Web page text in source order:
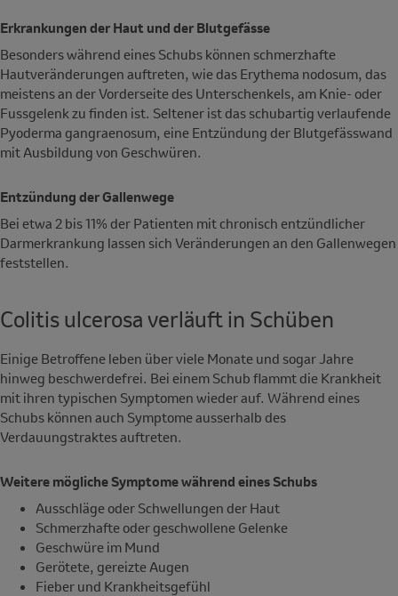
Erkrankungen der Haut und der Blutgefässe
Besonders während eines Schubs können schmerzhafte
Hautveränderungen auftreten, wie das Erythema nodosum, das
meistens an der Vorderseite des Unterschenkels, am Knie- oder
Fussgelenk zu finden ist. Seltener ist das schubartig verlaufende
Pyoderma gangraenosum, eine Entzündung der Blutgefässwand
mit Ausbildung von Geschwüren.
Entzündung der Gallenwege
Bei etwa 2 bis 11% der Patienten mit chronisch entzündlicher
Darmerkrankung lassen sich Veränderungen an den Gallenwegen
feststellen.
Colitis ulcerosa verläuft in Schüben
Einige Betroffene leben über viele Monate und sogar Jahre
hinweg beschwerdefrei. Bei einem Schub flammt die Krankheit
mit ihren typischen Symptomen wieder auf. Während eines
Schubs können auch Symptome ausserhalb des
Verdauungstraktes auftreten.
Weitere mögliche Symptome während eines Schubs
Ausschläge oder Schwellungen der Haut
Schmerzhafte oder geschwollene Gelenke
Geschwüre im Mund
Gerötete, gereizte Augen
Fieber und Krankheitsgefühl